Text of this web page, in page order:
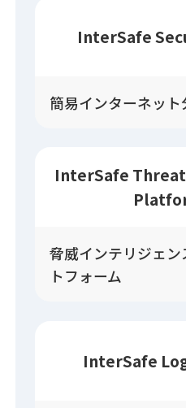
InterSafe
簡易インターネット
InterSafe
脅威インテリジェン
トフォーム
InterSafe